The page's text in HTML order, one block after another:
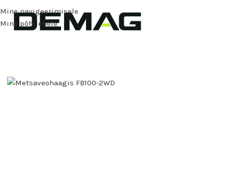
Mine navigeerimisele
Mine põhilehele